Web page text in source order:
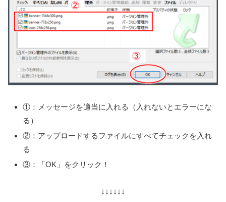
①：メッセージを適当に入れる（入れないとエラーにな
る）
②：アップロードするファイルにすべてチェックを入れ
る
③：「OK」をクリック！
↓↓↓↓↓↓